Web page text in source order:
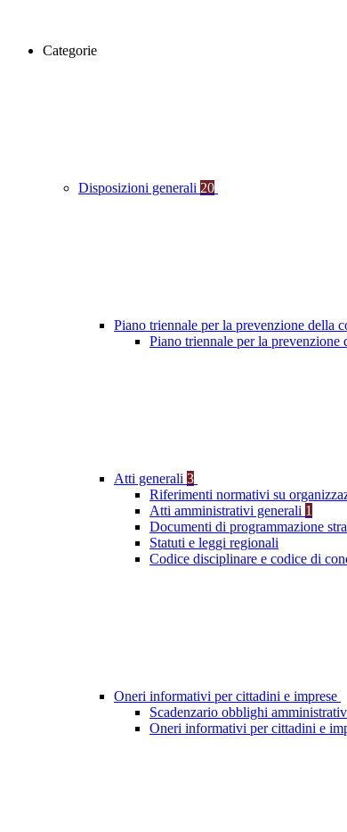
Categorie
Disposizioni generali 20
Piano triennale per la prevenzione della
Piano triennale per la
Atti generali 3
Riferimenti normativi su
Atti amministrativi generali 1
Documenti di programmazione
Statuti e leggi regionali
Codice disciplinare e codice di
Oneri informativi per cittadini e imprese
Scadenzario obblighi
Oneri informativi per cittadini e